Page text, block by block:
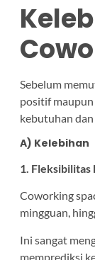
Sebelum
positif maupun
kebutuhan
A) Kelebihan
1. Fleksibilitas
Coworking
mingguan,
Ini sangat
memprediksi